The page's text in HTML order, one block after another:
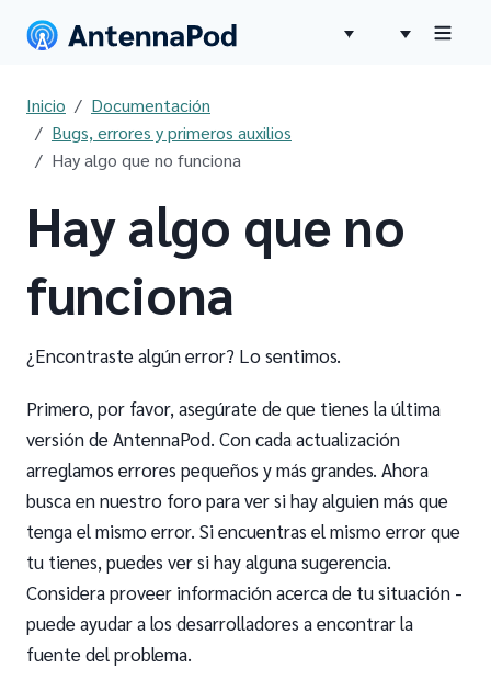
Inicio
Documentación
Bugs, errores y primeros auxilios
Hay algo que no funciona
Hay algo que no
funciona
¿Encontraste algún error? Lo sentimos.
Primero, por favor, asegúrate de que tienes la última
versión de AntennaPod. Con cada actualización
arreglamos errores pequeños y más grandes. Ahora
busca en nuestro foro para ver si hay alguien más que
tenga el mismo error. Si encuentras el mismo error que
tu tienes, puedes ver si hay alguna sugerencia.
Considera proveer información acerca de tu situación -
puede ayudar a los desarrolladores a encontrar la
fuente del problema.